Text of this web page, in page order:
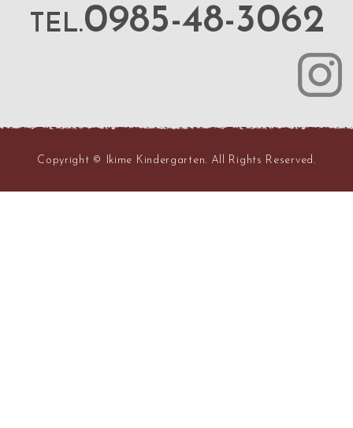
TEL.0985-48-3062
Copyright © Ikime Kindergarten. All Rights Reserved.